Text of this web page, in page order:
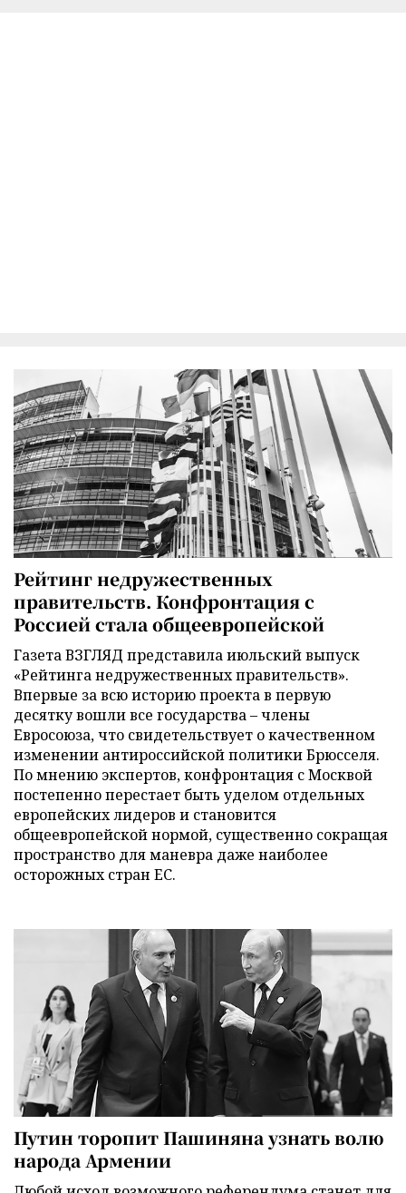
Рейтинг недружественных
правительств. Конфронтация с
Россией стала общеевропейской
Газета ВЗГЛЯД представила июльский выпуск
«Рейтинга недружественных правительств».
Впервые за всю историю проекта в первую
десятку вошли все государства – члены
Евросоюза, что свидетельствует о качественном
изменении антироссийской политики Брюсселя.
По мнению экспертов, конфронтация с Москвой
постепенно перестает быть уделом отдельных
европейских лидеров и становится
общеевропейской нормой, существенно сокращая
пространство для маневра даже наиболее
осторожных стран ЕС.
Путин торопит Пашиняна узнать волю
народа Армении